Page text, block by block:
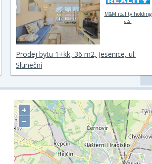
M&M reality holding
a.s.
Prodej bytu 1+kk, 36 m2, Jesenice, ul.
Sluneční
+
−